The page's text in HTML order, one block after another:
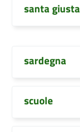
santa giusta
sardegna
scuole